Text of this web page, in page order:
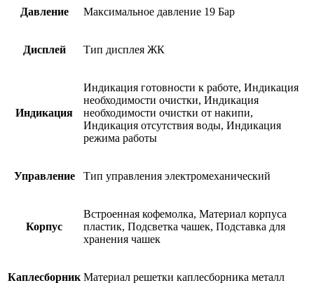
Давление Максимальное давление 19 Бар
Дисплей Тип дисплея ЖК
Индикация
Индикация готовности к работе, Индикация
необходимости очистки, Индикация
необходимости очистки от накипи,
Индикация отсутствия воды, Индикация
режима работы
Управление Тип управления электромеханический
Корпус
Встроенная кофемолка, Материал корпуса
пластик, Подсветка чашек, Подставка для
хранения чашек
Каплесборник Материал решетки каплесборника металл